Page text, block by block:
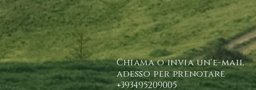
Chiama o invia un'e-mail
adesso per prenotare
+393495209005